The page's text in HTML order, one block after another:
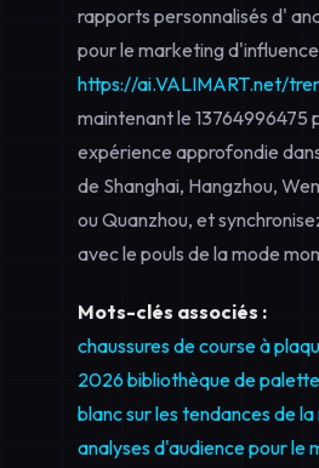
rapports personnalisés d'
pour le marketing d'influence
https://ai.VALIMART.net/
maintenant le 13764996475
expérience approfondie
de Shanghai, Hangzhou,
ou Quanzhou, et
avec le pouls de la mode
Mots-clés associés :
chaussures de course à
2026 bibliothèque de
blanc sur les tendances de
analyses d'audience pour le